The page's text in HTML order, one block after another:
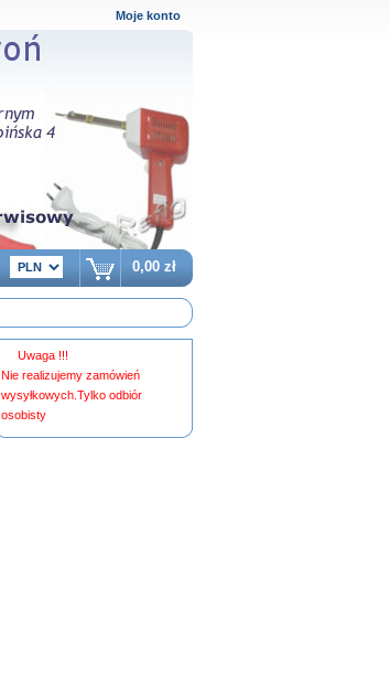
Moje konto
0,00 zł
Uwaga !!!
Nie realizujemy zamówień
wysyłkowych.Tylko odbiór
osobisty